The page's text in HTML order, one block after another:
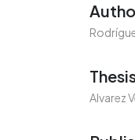
Alvarez